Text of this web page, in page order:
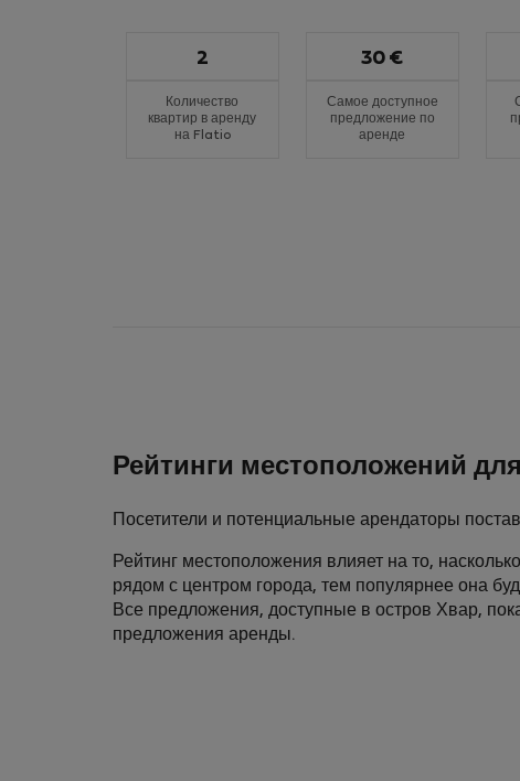
Количество
квартир в аренду
на Flatio
2
Самое доступное
предложение по
аренде
30 €
Рейтинги местоположений
Посетители и потенциальные арендаторы
Рейтинг местоположения влияет на то,
рядом с центром города, тем популярнее она
Все предложения, доступные в остров Хвар,
предложения аренды.